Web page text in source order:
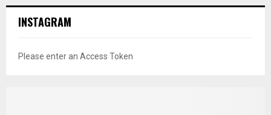
INSTAGRAM
Please enter an Access Token